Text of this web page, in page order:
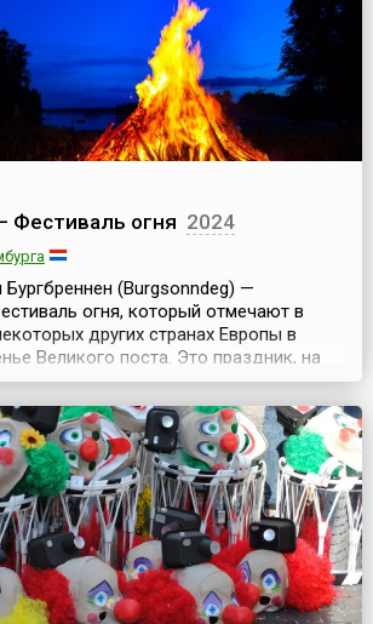
Фестиваль огня 2024
Бургбреннен (Burgsonndeg) —
огня, который отмечают в
других странах Европы в
Великого поста. Это праздник, на
бесчисленное множество костров,
и рождение нового
люди поднимаются на ближайший
костер, чтобы отметить
Этот огон...